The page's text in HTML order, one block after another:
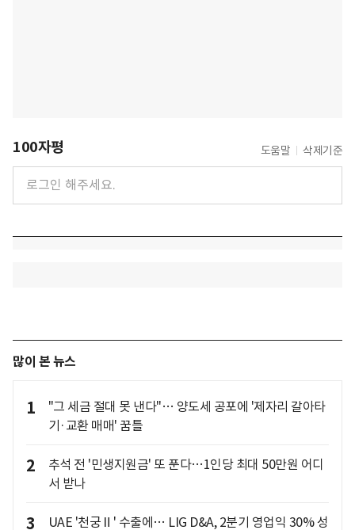
100자평 도움말 삭제기준
많이 본 뉴스
1
"그 세금 절대 못 낸다"… 양도세 공포에 '제자리 갈아타
기·교환 매매' 꿈틀
2
추석 전 '민생지원금' 또 푼다…1인당 최대 50만원 어디
서 받나
3 UAE '천궁Ⅱ' 수출에… LIG D&A, 2분기 영업익 30% 성